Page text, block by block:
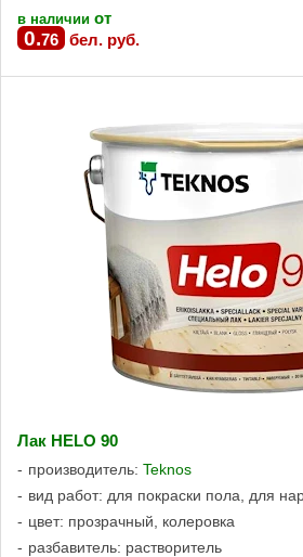
в наличии от
0.76 бел. руб.
Лак HELO 90
производитель: Teknos
вид работ: для покраски пола, для
цвет: прозрачный, колеровка
разбавитель: растворитель